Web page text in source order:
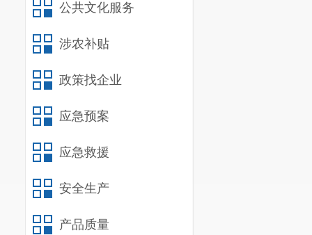
公共文化服务
涉农补贴
政策找企业
应急预案
应急救援
安全生产
产品质量